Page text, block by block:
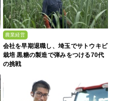
農業経営
会社を早期退職し、埼玉でサトウキビ
栽培 黒糖の製造で弾みをつける70代
の挑戦